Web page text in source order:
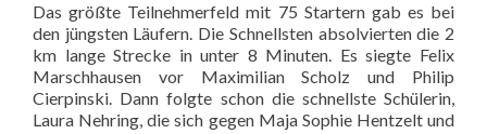
Das größte Teilnehmerfeld mit 75 Startern gab es bei
den jüngsten Läufern. Die Schnellsten absolvierten die 2
km lange Strecke in unter 8 Minuten. Es siegte Felix
Marschhausen vor Maximilian Scholz und Philip
Cierpinski. Dann folgte schon die schnellste Schülerin,
Laura Nehring, die sich gegen Maja Sophie Hentzelt und